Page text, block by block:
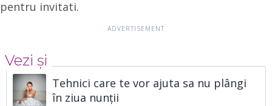
pentru invitati.
Vezi și
Tehnici care te vor ajuta sa nu plângi
în ziua nunții